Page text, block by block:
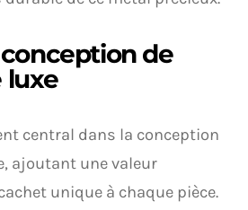
conception de
luxe
central dans la conception
ajoutant une valeur
unique à chaque pièce.